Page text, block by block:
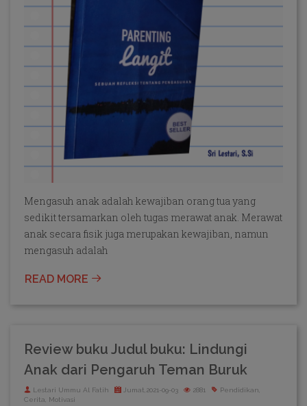
Mengasuh anak adalah kewajiban orang tua yang
sedikit tersamarkan oleh tugas merawat anak. Merawat
anak secara fisik juga merupakan kewajiban, namun
mengasuh adalah
READ MORE
Review buku Judul buku: Lindungi
Anak dari Pengaruh Teman Buruk
Lestari Ummu Al Fatih Jumat,2021-09-03 2881
Pendidikan,
Cerita, Motivasi